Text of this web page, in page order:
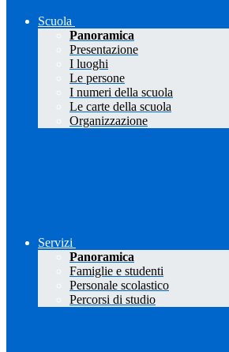
Scuola
Panoramica
Presentazione
I luoghi
Le persone
I numeri della scuola
Le carte della scuola
Organizzazione
Servizi
Panoramica
Famiglie e studenti
Personale scolastico
Percorsi di studio